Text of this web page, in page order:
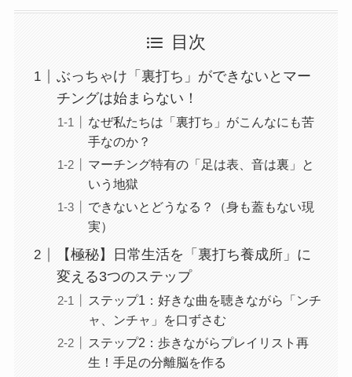
目次
ぶっちゃけ「裏打ち」ができないとマー
チングは始まらない！
なぜ私たちは「裏打ち」がこんなにも苦
手なのか？
マーチング特有の「足は表、音は裏」と
いう地獄
できないとどうなる？（身も蓋もない現
実）
【極秘】日常生活を「裏打ち養成所」に
変える3つのステップ
ステップ1：好きな曲を聴きながら「ンチ
ャ、ンチャ」を口ずさむ
ステップ2：歩きながらプレイリスト再
生！手足の分離脳を作る